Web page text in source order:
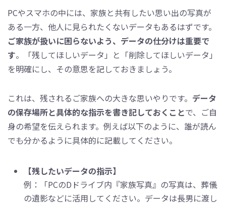
PCやスマホの中には、家族と共有したい思い出の写真が
ある一方、他人に見られたくないデータもあるはずです。
ご家族が扱いに困らないよう、データの仕分けは重要で
す。「残してほしいデータ」と「削除してほしいデータ」
を明確にし、その意思を記しておきましょう。
これは、残されるご家族への大きな思いやりです。 データ
の保存場所と具体的な指示を書き記しておくことで、ご自
身の希望を伝えられます。例えば以下のように、誰が読ん
でも分かるように具体的に記載してください。
【残したいデータの指示】
例：「PCのDドライブ内『家族写真』の写真は、葬儀
の遺影などに活用してください。データは長男に渡し